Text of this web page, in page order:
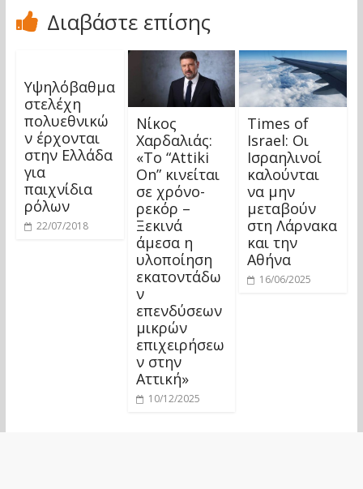
Διαβάστε επίσης
Υψηλόβαθμα
στελέχη
πολυεθνικώ
ν έρχονται
στην Ελλάδα
για
παιχνίδια
ρόλων
22/07/2018
Νίκος
Χαρδαλιάς:
«Το “Attiki
On” κινείται
σε χρόνο-
ρεκόρ –
Ξεκινά
άμεσα η
υλοποίηση
εκατοντάδω
ν
επενδύσεων
μικρών
επιχειρήσεω
ν στην
Αττική»
10/12/2025
Times of
Israel: Οι
Ισραηλινοί
καλούνται
να μην
μεταβούν
στη Λάρνακα
και την
Αθήνα
16/06/2025